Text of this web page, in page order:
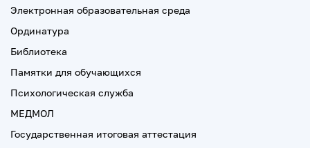
Электронная образовательная среда
Ординатура
Библиотека
Памятки для обучающихся
Психологическая служба
МЕДМОЛ
Государственная итоговая аттестация